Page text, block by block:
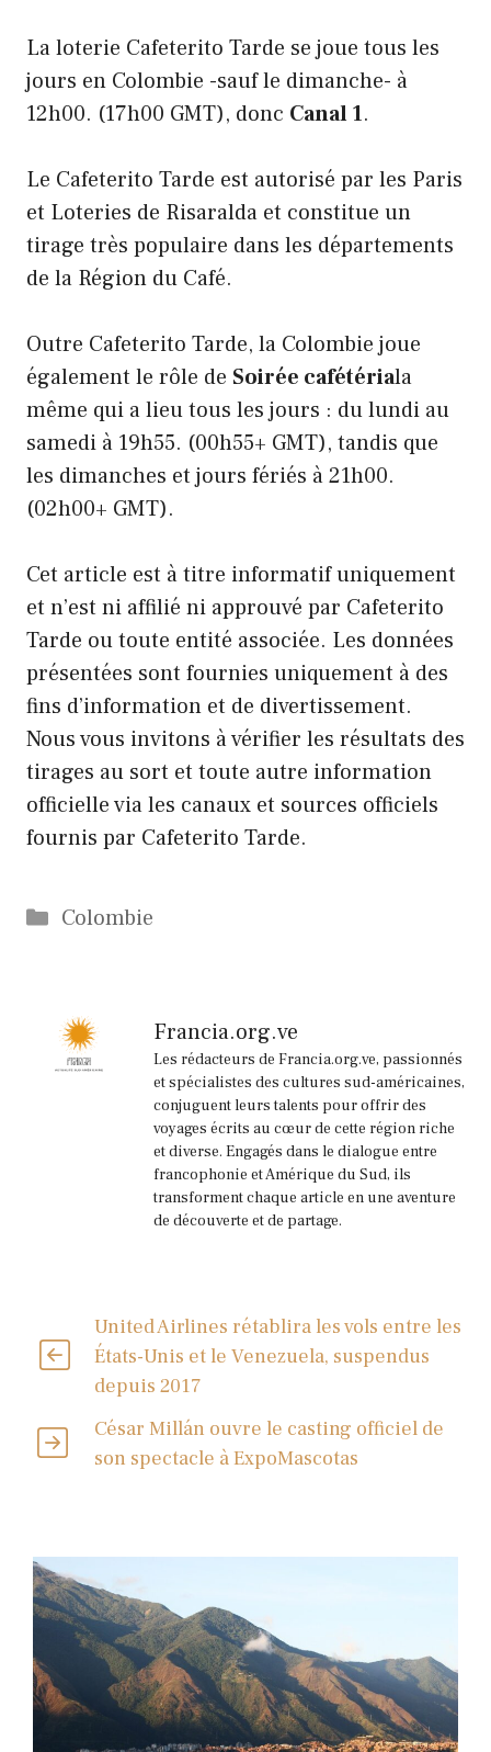
La loterie Cafeterito Tarde se joue tous les
jours en Colombie -sauf le dimanche- à
12h00. (17h00 GMT), donc Canal 1.
Le Cafeterito Tarde est autorisé par les Paris
et Loteries de Risaralda et constitue un
tirage très populaire dans les départements
de la Région du Café.
Outre Cafeterito Tarde, la Colombie joue
également le rôle de Soirée cafétériala
même qui a lieu tous les jours : du lundi au
samedi à 19h55. (00h55+ GMT), tandis que
les dimanches et jours fériés à 21h00.
(02h00+ GMT).
Cet article est à titre informatif uniquement
et n’est ni affilié ni approuvé par Cafeterito
Tarde ou toute entité associée. Les données
présentées sont fournies uniquement à des
fins d’information et de divertissement.
Nous vous invitons à vérifier les résultats des
tirages au sort et toute autre information
officielle via les canaux et sources officiels
fournis par Cafeterito Tarde.
Catégories
Colombie
Francia.org.ve
Les rédacteurs de Francia.org.ve, passionnés
et spécialistes des cultures sud-américaines,
conjuguent leurs talents pour offrir des
voyages écrits au cœur de cette région riche
et diverse. Engagés dans le dialogue entre
francophonie et Amérique du Sud, ils
transforment chaque article en une aventure
de découverte et de partage.
United Airlines rétablira les vols entre les
États-Unis et le Venezuela, suspendus
depuis 2017
César Millán ouvre le casting officiel de
son spectacle à ExpoMascotas